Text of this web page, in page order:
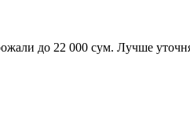
до 22 000 сум. Лучше